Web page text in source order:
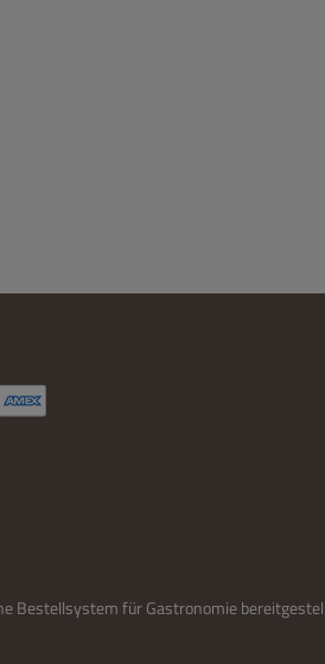
Bestellsystem für Gastronomie